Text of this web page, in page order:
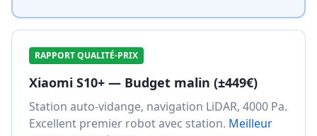
RAPPORT QUALITÉ-PRIX
Xiaomi S10+ — Budget malin (±449€)
Station auto-vidange, navigation LiDAR, 4000 Pa.
Excellent premier robot avec station. Meilleur